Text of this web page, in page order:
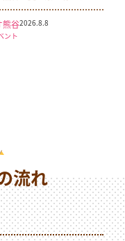
熊谷2026.8.8
ント
流れ